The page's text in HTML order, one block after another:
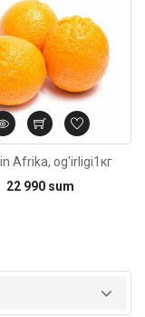
Afrika, og'irligi1кг
22 990 sum